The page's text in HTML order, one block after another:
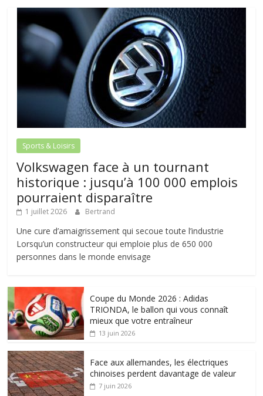
Sports & Loisirs
Volkswagen face à un tournant
historique : jusqu’à 100 000 emplois
pourraient disparaître
1 juillet 2026 Bertrand
Une cure d’amaigrissement qui secoue toute l’industrie
Lorsqu’un constructeur qui emploie plus de 650 000
personnes dans le monde envisage
Coupe du Monde 2026 : Adidas
TRIONDA, le ballon qui vous connaît
mieux que votre entraîneur
13 juin 2026
Face aux allemandes, les électriques
chinoises perdent davantage de valeur
7 juin 2026